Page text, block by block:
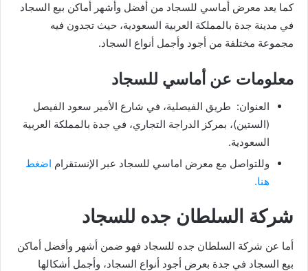
كما يعد معرض أماسي للسجاد من أفضل وأشهر أماكن بيع السجاد
في مدينة جدة بالمملكة العربية السعودية، حيث تجدون فيه
مجموعة مختلفة من أجود وأجمل أنواع السجاد.
معلومات عن أماسي للسجاد
العنوان: طريق الفيصلية، في شارع الأمير سعود الفيصل
(الستين)، بمركز الدراجة التجاري، في جدة بالمملكة العربية
السعودية.
وللتواصل مع معرض اماسي للسجاد عبر الإنستقرام اضغط
هنا.
شركة السلطان جده للسجاد
أما عن شركة السلطان جده للسجاد فهو ضمن أشهر وأفضل أماكن
بيع السجاد في جدة بعرض أجود أنواع السجاد، وأجمل أشكالها